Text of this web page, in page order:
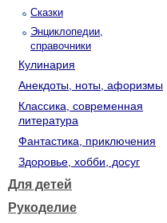
Сказки
Энциклопедии,
справочники
Кулинария
Анекдоты, ноты, афоризмы
Классика, современная
литература
Фантастика, приключения
Здоровье, хобби, досуг
Для детей
Рукоделие